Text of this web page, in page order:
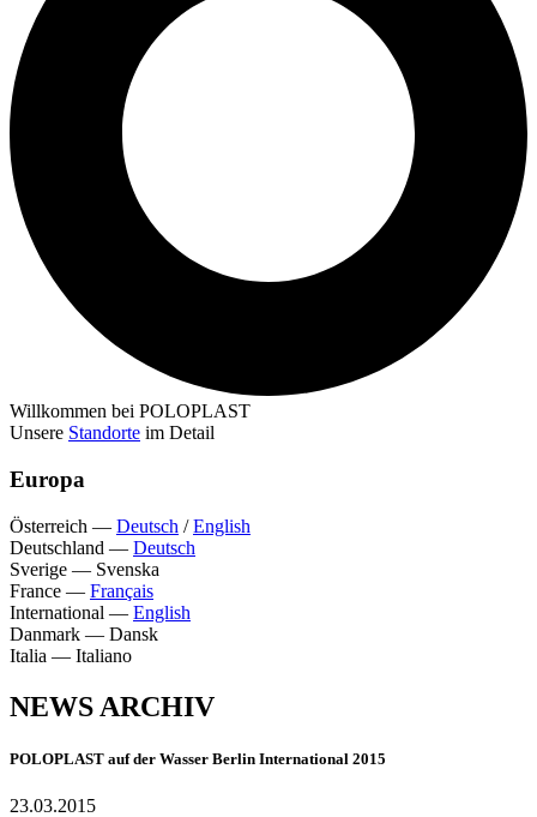
Willkommen bei POLOPLAST
Unsere Standorte im Detail
Europa
Österreich — Deutsch /English
Deutschland — Deutsch
Sverige — Svenska
France — Français
International — English
Danmark — Dansk
Italia — Italiano
NEWS ARCHIV
POLOPLAST auf der Wasser Berlin International 2015
23.03.2015